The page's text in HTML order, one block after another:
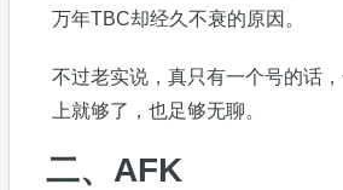
万年TBC却经久不衰的原因。
不过老实说，真只有一个号的话
上就够了，也足够无聊。
二、AFK